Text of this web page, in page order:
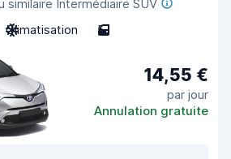
similaire Intermédiaire SUV
Climatisation 5
14,55 €
par jour
Annulation gratuite